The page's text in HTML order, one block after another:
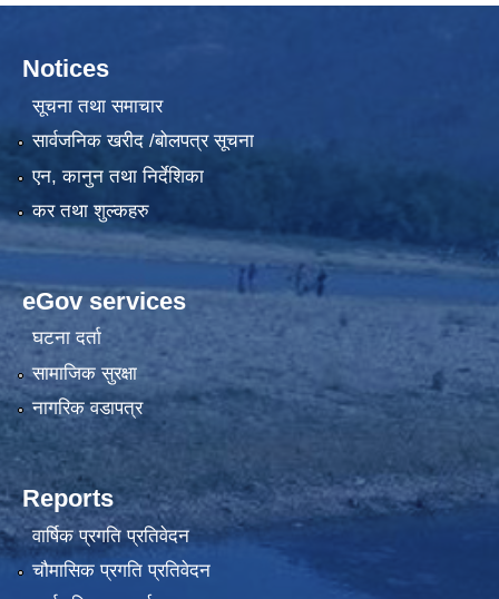
Notices
सूचना तथा समाचार
सार्वजनिक खरीद /बोलपत्र सूचना
एन, कानुन तथा निर्देशिका
कर तथा शुल्कहरु
eGov services
घटना दर्ता
सामाजिक सुरक्षा
नागरिक वडापत्र
Reports
वार्षिक प्रगति प्रतिवेदन
चौमासिक प्रगति प्रतिवेदन